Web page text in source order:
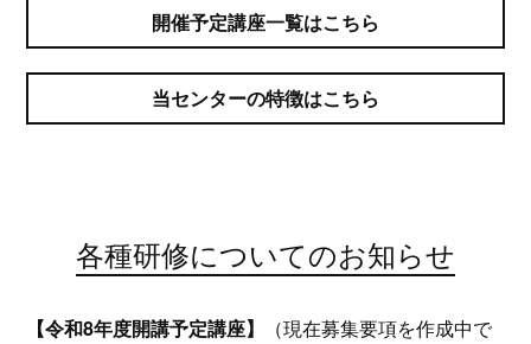
開催予定講座一覧はこちら
当センターの特徴はこちら
各種研修についてのお知らせ
【令和8年度開講予定講座】
（現在募集要項を作成中で